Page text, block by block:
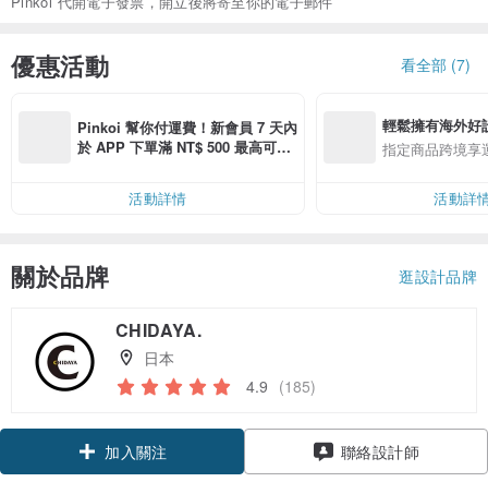
優惠活動 看全部 (7)
Pinkoi 幫你付運費！新會員 7 天內
於 APP 下單滿 NT$ 500 最高可折
活動詳情
輕鬆擁有海外好
指定商品跨境享
活動詳
關於品牌 逛設計品牌
CHIDAYA.
日本
4.9 (185)
加入關注 聯絡設計師